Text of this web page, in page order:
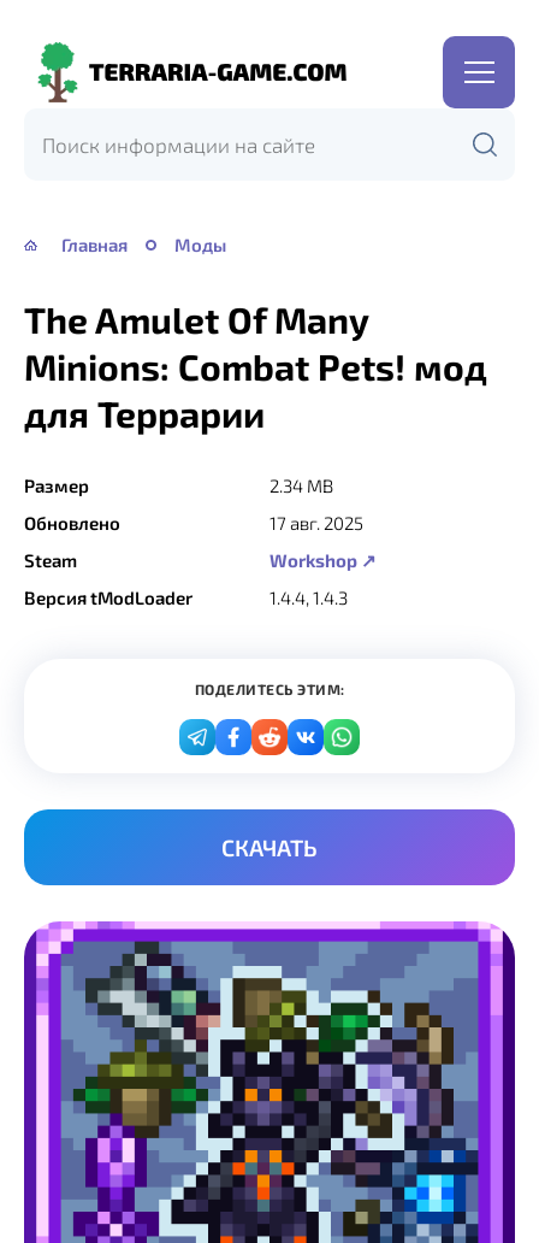
Terraria-
Главная Моды
The Amulet Of Many
Minions: Combat Pets! мод
для Террарии
Размер
2.34 MB
Обновлено
17 авг. 2025
Steam
Workshop ↗
Версия tModLoader
1.4.4, 1.4.3
ПОДЕЛИТЕСЬ ЭТИМ:
СКАЧАТЬ